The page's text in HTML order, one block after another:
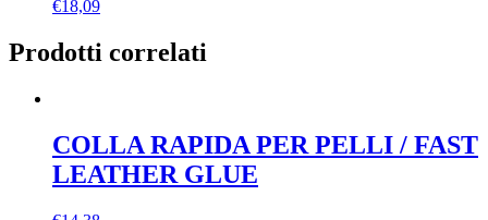
€18,09
Prodotti correlati
COLLA RAPIDA PER PELLI / FAST
LEATHER GLUE